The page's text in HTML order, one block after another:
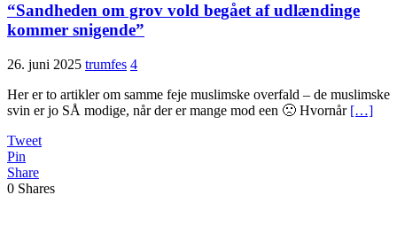
“Sandheden om grov vold begået af udlændinge
kommer snigende”
26. juni 2025 trumfes 4
Her er to artikler om samme feje muslimske overfald – de muslimske
svin er jo SÅ modige, når der er mange mod een 🙁 Hvornår […]
Tweet
Pin
Share
0 Shares